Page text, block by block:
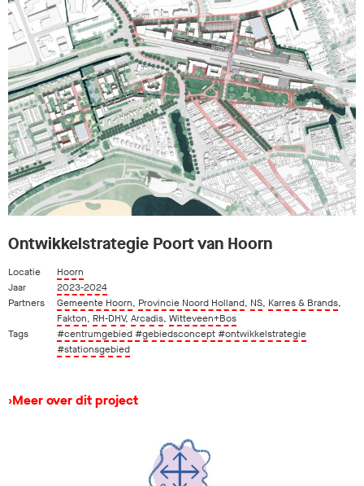
Ontwikkelstrategie Poort van Hoorn
Locatie
Hoorn
Jaar
2023-2024
Partners
Gemeente Hoorn, Provincie Noord Holland, NS, Karres & Brands,
Fakton, RH-DHV, Arcadis, Witteveen+Bos
Tags
#centrumgebied#gebiedsconcept#ontwikkelstrategie
#stationsgebied
›Meer over dit project